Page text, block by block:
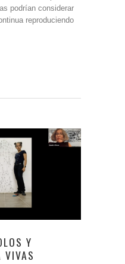
podrían considerar
reproduciendo
Y
VIVAS